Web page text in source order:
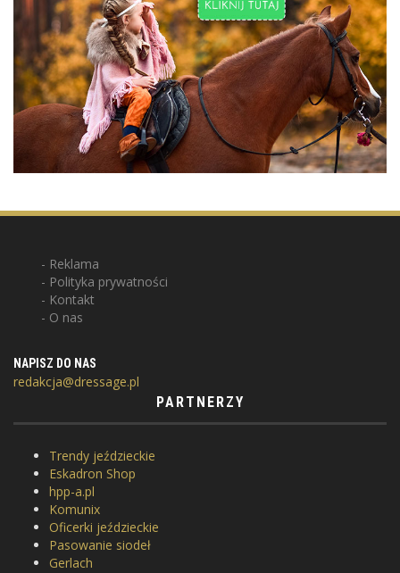
Reklama
Polityka prywatności
Kontakt
O nas
NAPISZ DO NAS
redakcja@dressage.pl
PARTNERZY
Trendy jeździeckie
Eskadron Shop
hpp-a.pl
Komunix
Oficerki jeździeckie
Pasowanie siodeł
Gerlach